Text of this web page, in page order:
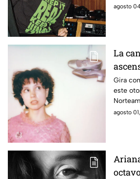
agosto
La
'And
Gira
este
agosto